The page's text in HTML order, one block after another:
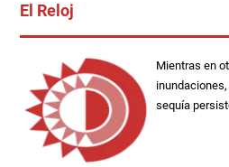
El Reloj
Mientras en
sequía